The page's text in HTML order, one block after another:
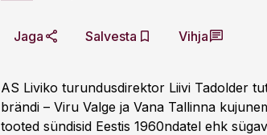
Jaga Salvesta Vihja
AS Liviko turundusdirektor Liivi Tadolder
brändi – Viru Valge ja Vana Tallinna
tooted sündisid Eestis 1960ndatel ehk